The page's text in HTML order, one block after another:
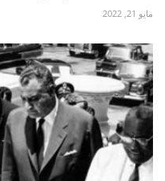
مايو 21, 2022